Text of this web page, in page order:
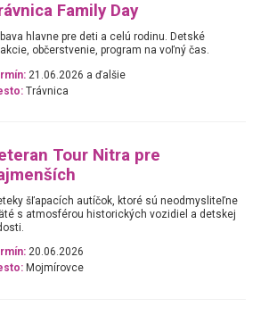
Family Day
hlavne pre deti a celú rodinu. Detské
občerstvenie, program na voľný čas.
21.06.2026 a ďalšie
Trávnica
Tour Nitra pre
šľapacích autíčok, ktoré sú neodmysliteľne
s atmosférou historických vozidiel a detskej
20.06.2026
Mojmírovce